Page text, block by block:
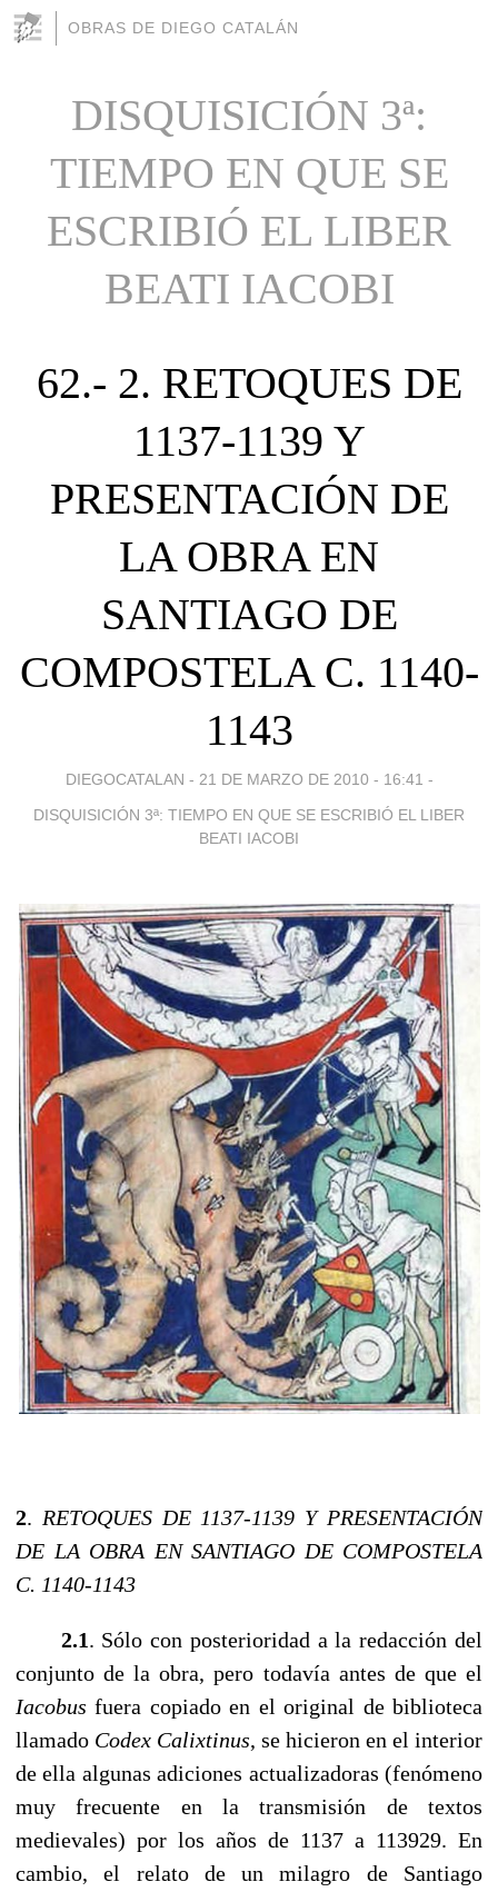
OBRAS DE DIEGO CATALÁN
DISQUISICIÓN 3ª:
TIEMPO EN QUE SE
ESCRIBIÓ EL LIBER
BEATI IACOBI
62.- 2. RETOQUES DE
1137-1139 Y
PRESENTACIÓN DE
LA OBRA EN
SANTIAGO DE
COMPOSTELA C. 1140-
1143
DIEGOCATALAN - 21 DE MARZO DE 2010 - 16:41 -
DISQUISICIÓN 3ª: TIEMPO EN QUE SE ESCRIBIÓ EL LIBER
BEATI IACOBI
2. RETOQUES DE 1137-1139 Y PRESENTACIÓN
DE LA OBRA EN SANTIAGO DE COMPOSTELA
C. 1140-1143
2.1. Sólo con posterioridad a la redacción del
conjunto de la obra, pero todavía antes de que el
Iacobusfuera copiado en el original de biblioteca
llamado Codex Calixtinus, se hicieron en el interior
de ella algunas adiciones actualizadoras (fenómeno
muy frecuente en la transmisión de textos
medievales) por los años de 1137 a 113929. En
cambio, el relato de un milagro de Santiago